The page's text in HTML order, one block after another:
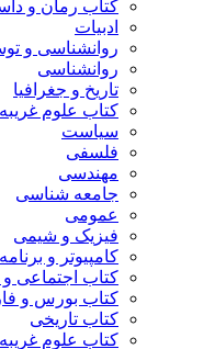
کتاب رمان و
ادبیات
روانشناسی و
روانشناسی
تاریخ و جغرافیا
کتاب علوم غریبه
سیاست
فلسفی
مهندسی
جامعه شناسی
عمومی
فیزیک و شیمی
کامپیوتر و
کتاب اجتماعی
کتاب بورس و
کتاب تاریخی
کتاب علوم غریبه